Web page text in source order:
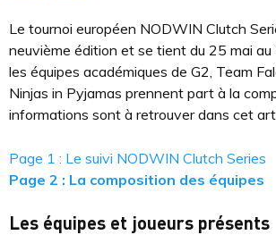
Le tournoi européen NODWIN Clutch
neuvième édition et se tient du 25 mai
les équipes académiques de G2, Team
Ninjas in Pyjamas prennent part à la
informations sont à retrouver dans cet
Page 1 : Le suivi NODWIN Clutch Series
Page 2 : La composition des équipes
Les équipes et joueurs présents